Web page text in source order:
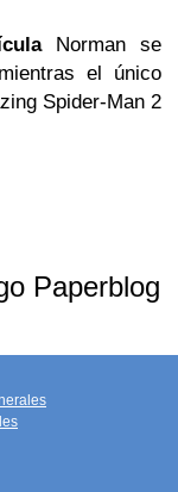
Norman se
el único
Spider-Man 2